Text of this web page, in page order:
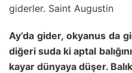
giderler. Saint Augustin
Ay’da gider, okyanus da
diğeri suda ki aptal
kayar dünyaya düşer.